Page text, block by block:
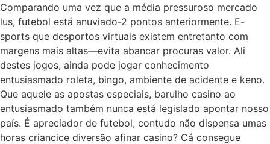
Comparando uma vez que a média pressuroso mercado
lus, futebol está anuviado-2 pontos anteriormente. E-
sports que desportos virtuais existem entretanto com
margens mais altas—evita abancar procuras valor. Ali
destes jogos, ainda pode jogar conhecimento
entusiasmado roleta, bingo, ambiente de acidente e keno.
Que aquele as apostas especiais, barulho casino ao
entusiasmado também nunca está legislado apontar nosso
país. É apreciador de futebol, contudo não dispensa umas
horas criancice diversão afinar casino? Cá consegue